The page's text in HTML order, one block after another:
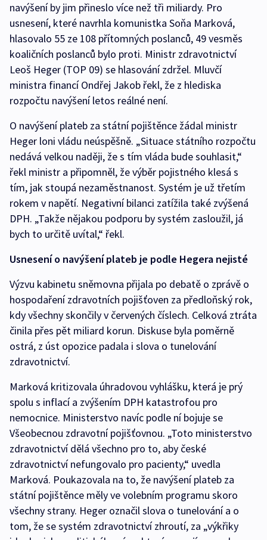
navýšení by jim přineslo více než tři miliardy. Pro
usnesení, které navrhla komunistka Soňa Marková,
hlasovalo 55 ze 108 přítomných poslanců, 49 vesměs
koaličních poslanců bylo proti. Ministr zdravotnictví
Leoš Heger (TOP 09) se hlasování zdržel. Mluvčí
ministra financí Ondřej Jakob řekl, že z hlediska
rozpočtu navýšení letos reálné není.
O navýšení plateb za státní pojištěnce žádal ministr
Heger loni vládu neúspěšně. „Situace státního rozpočtu
nedává velkou naději, že s tím vláda bude souhlasit,“
řekl ministr a připomněl, že výběr pojistného klesá s
tím, jak stoupá nezaměstnanost. Systém je už třetím
rokem v napětí. Negativní bilanci zatížila také zvýšená
DPH. „Takže nějakou podporu by systém zasloužil, já
bych to určitě uvítal,“ řekl.
Usnesení o navýšení plateb je podle Hegera nejisté
Výzvu kabinetu sněmovna přijala po debatě o zprávě o
hospodaření zdravotních pojišťoven za předloňský rok,
kdy všechny skončily v červených číslech. Celková ztráta
činila přes pět miliard korun. Diskuse byla poměrně
ostrá, z úst opozice padala i slova o tunelování
zdravotnictví.
Marková kritizovala úhradovou vyhlášku, která je prý
spolu s inflací a zvýšením DPH katastrofou pro
nemocnice. Ministerstvo navíc podle ní bojuje se
Všeobecnou zdravotní pojišťovnou. „Toto ministerstvo
zdravotnictví dělá všechno pro to, aby české
zdravotnictví nefungovalo pro pacienty,“ uvedla
Marková. Poukazovala na to, že navýšení plateb za
státní pojištěnce měly ve volebním programu skoro
všechny strany. Heger označil slova o tunelování a o
tom, že se systém zdravotnictví zhroutí, za „výkřiky